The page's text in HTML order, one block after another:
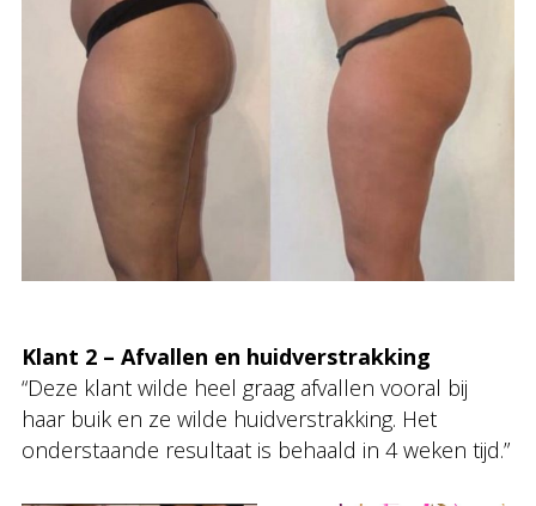
Klant 2 – Afvallen en huidverstrakking
“Deze klant wilde heel graag afvallen vooral bij
haar buik en ze wilde huidverstrakking. Het
onderstaande resultaat is behaald in 4 weken tijd.”